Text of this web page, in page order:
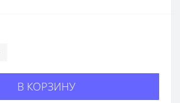
В КОРЗИНУ